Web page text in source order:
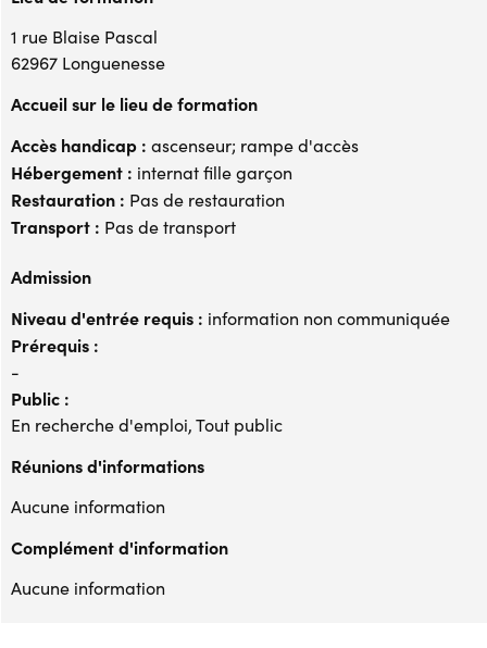
1 rue Blaise Pascal
62967 Longuenesse
Accueil sur le lieu de formation
Accès handicap : ascenseur; rampe d'accès
Hébergement : internat fille garçon
Restauration : Pas de restauration
Transport : Pas de transport
Admission
Niveau d'entrée requis : information non communiquée
Prérequis :
-
Public :
En recherche d'emploi, Tout public
Réunions d'informations
Aucune information
Complément d'information
Aucune information